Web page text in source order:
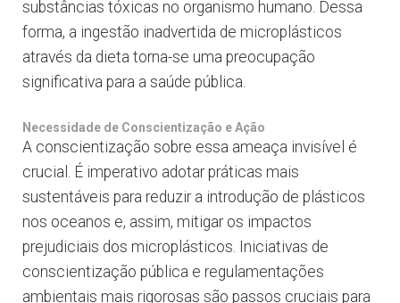
substâncias tóxicas no organismo humano. Dessa
forma, a ingestão inadvertida de microplásticos
através da dieta torna-se uma preocupação
significativa para a saúde pública.
Necessidade de Conscientização e Ação
A conscientização sobre essa ameaça invisível é
crucial. É imperativo adotar práticas mais
sustentáveis para reduzir a introdução de plásticos
nos oceanos e, assim, mitigar os impactos
prejudiciais dos microplásticos. Iniciativas de
conscientização pública e regulamentações
ambientais mais rigorosas são passos cruciais para